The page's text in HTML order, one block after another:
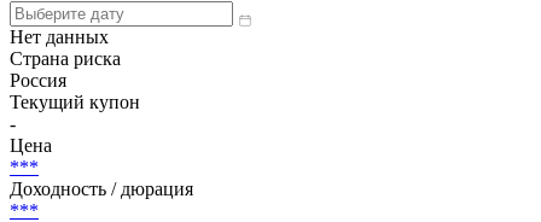
Нет данных
Страна риска
Россия
Текущий купон
-
Цена
***
Доходность / дюрация
***